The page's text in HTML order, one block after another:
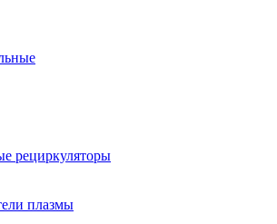
рециркуляторы
плазмы